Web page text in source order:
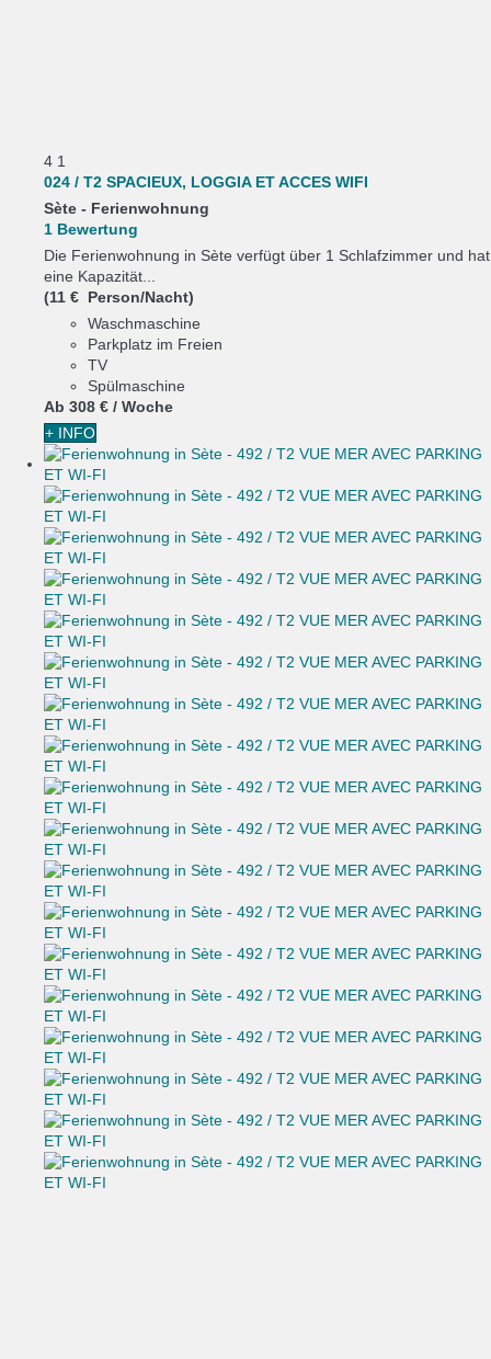
4 1
024 / T2 SPACIEUX, LOGGIA ET ACCES WIFI
Sète - Ferienwohnung
1 Bewertung
Die Ferienwohnung in Sète verfügt über 1 Schlafzimmer und hat
eine Kapazität...
(11 € Person/Nacht)
Waschmaschine
Parkplatz im Freien
TV
Spülmaschine
Ab 308 € / Woche
+ INFO